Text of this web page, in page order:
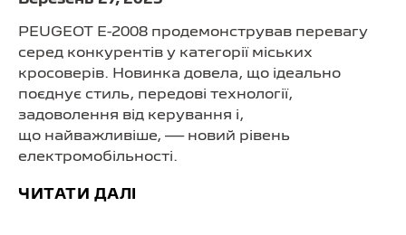
PEUGEOT Е-2008 продемонстрував перевагу
серед конкурентів у категорії міських
кросоверів. Новинка довела, що ідеально
поєднує стиль, передові технології,
задоволення від керування і,
що найважливіше, — новий рівень
електромобільності.
ЧИТАТИ ДАЛІ